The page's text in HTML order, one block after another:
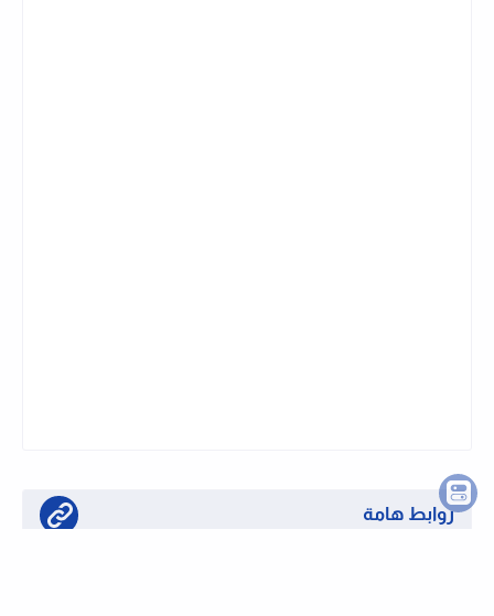
روابط هامة